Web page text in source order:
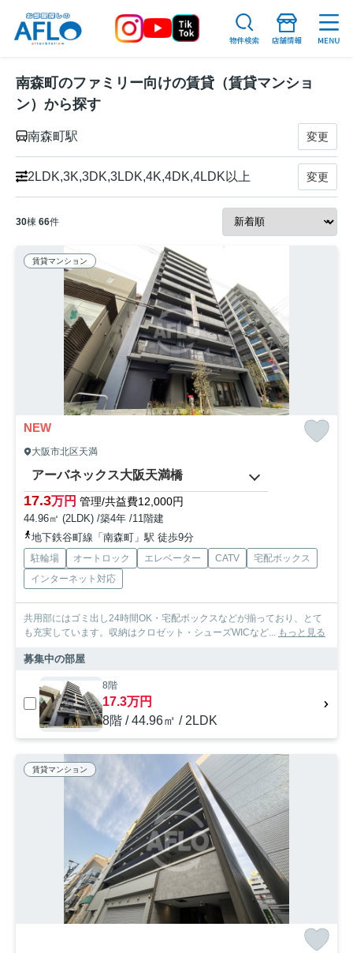
南森町のファミリー向けの賃貸（賃貸マンショ
ン）から探す
南森町駅 変更
2LDK,3K,3DK,3LDK,4K,4DK,4LDK以上 変更
30棟 66件
賃貸マンション
NEW
大阪市北区天満
アーバネックス大阪天満橋
17.3万円 管理/共益費12,000円
44.96㎡ (2LDK) /築4年 /11階建
地下鉄谷町線「南森町」駅 徒歩9分
駐輪場 オートロック エレベーター CATV
宅配ボックス
インターネット対応
共用部にはゴミ出し24時間OK・宅配ボックスなどが揃っており、とて
も充実しています。収納はクロゼット・シューズWICなど...
もっと見る
募集中の部屋
8階
17.3万円
8階 / 44.96㎡ / 2LDK
賃貸マンション